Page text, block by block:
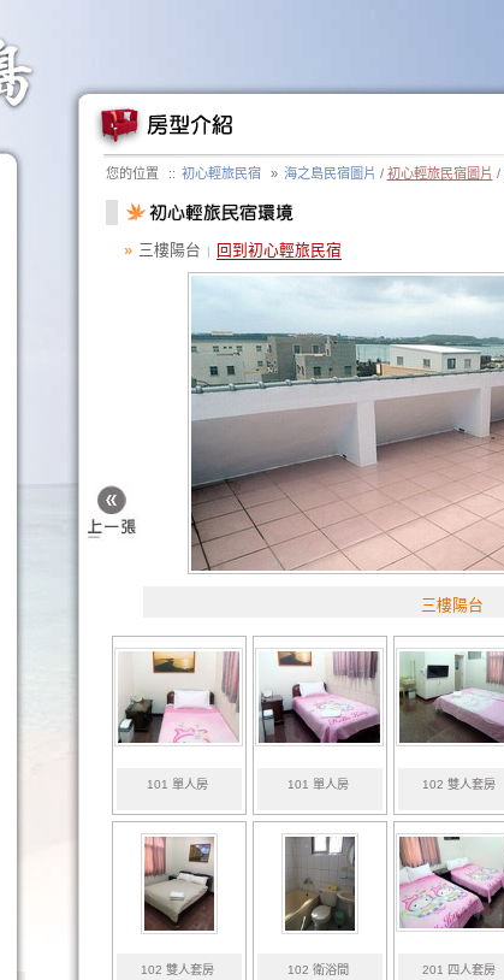
您的位置 :: 初心輕旅民宿 » 海之島民宿圖片 / 初心輕旅民宿圖片 /
» 三樓陽台 | 回到初心輕旅民宿
三樓陽台
101 單人房 101 單人房 102 雙人套房
102 雙人套房 102 衛浴間 201 四人套房